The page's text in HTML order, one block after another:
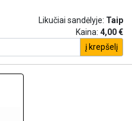
Likučiai sandėlyje: Taip
Kaina: 4,00 €
į krepšelį